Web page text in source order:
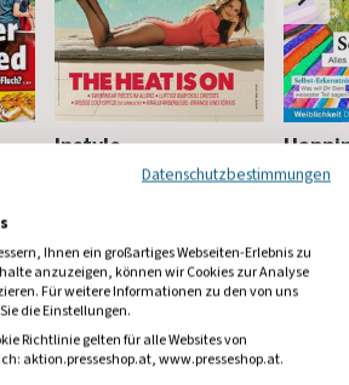
4,65
Instyle
Fashion, Beauty, Lifestyle &
(monatlich) 4,57 (8 x pro
Datenschutzbestimmungen
Ihnen ein großartiges Webseiten-Erlebnis zu
anzuzeigen, können wir Cookies zur Analyse
Für weitere Informationen zu den von uns
die Einstellungen.
Richtlinie gelten für alle Websites von
aktion.presseshop.at, www.presseshop.at.